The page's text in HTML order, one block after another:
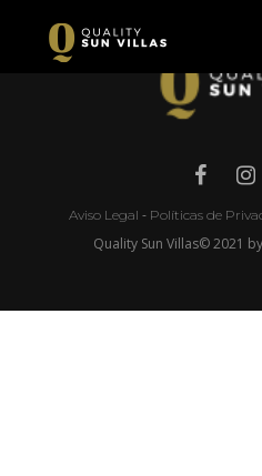
Aviso Legal - Políticas de
Quality Sun Villas© 2021 by